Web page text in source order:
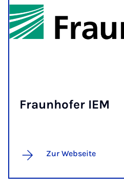
Fraun­ho­fer IEM
Zur Webseite